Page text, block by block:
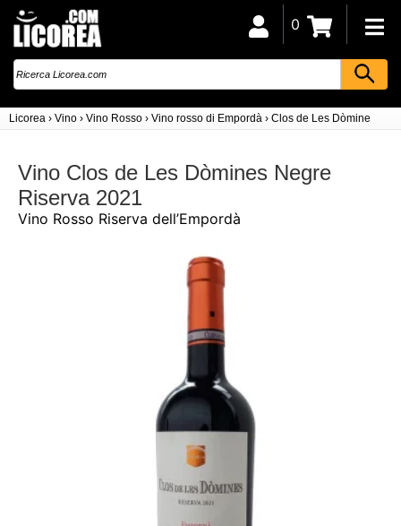
Licorea › Vino › Vino Rosso › Vino rosso di Empordà › Clos de Les Dòmines
0
Vino Clos de Les Dòmines Negre
Riserva 2021
Vino Rosso Riserva dell’Empordà